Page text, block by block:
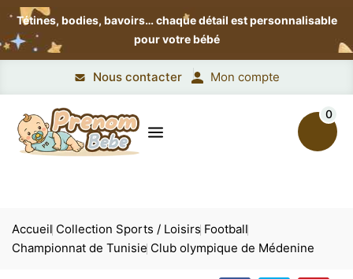
Tétines, bodies, bavoirs…chaque détail est personnalisable
pour votre bébé
Nous contacter Mon compte
0
Accueil Collection Sports / Loisirs Football
Championnat de Tunisie Club olympique de Médenine